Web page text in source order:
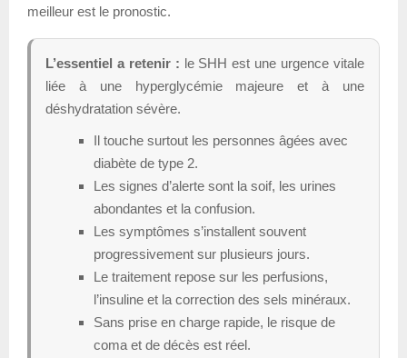
meilleur est le pronostic.
L’essentiel a retenir : le SHH est une urgence vitale
liée à une hyperglycémie majeure et à une
déshydratation sévère.
Il touche surtout les personnes âgées avec
diabète de type 2.
Les signes d’alerte sont la soif, les urines
abondantes et la confusion.
Les symptômes s’installent souvent
progressivement sur plusieurs jours.
Le traitement repose sur les perfusions,
l’insuline et la correction des sels minéraux.
Sans prise en charge rapide, le risque de
coma et de décès est réel.